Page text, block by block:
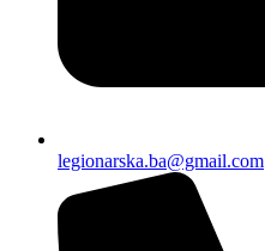
legionarska.ba@gmail.com